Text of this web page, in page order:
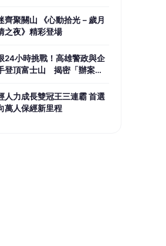
《心動拾光－歲月
之夜》精彩登場
24小時挑戰！高雄警政與企
登頂富士山 揭密「辦案與
力成長雙冠王三連霸 首選
萬人保經新里程